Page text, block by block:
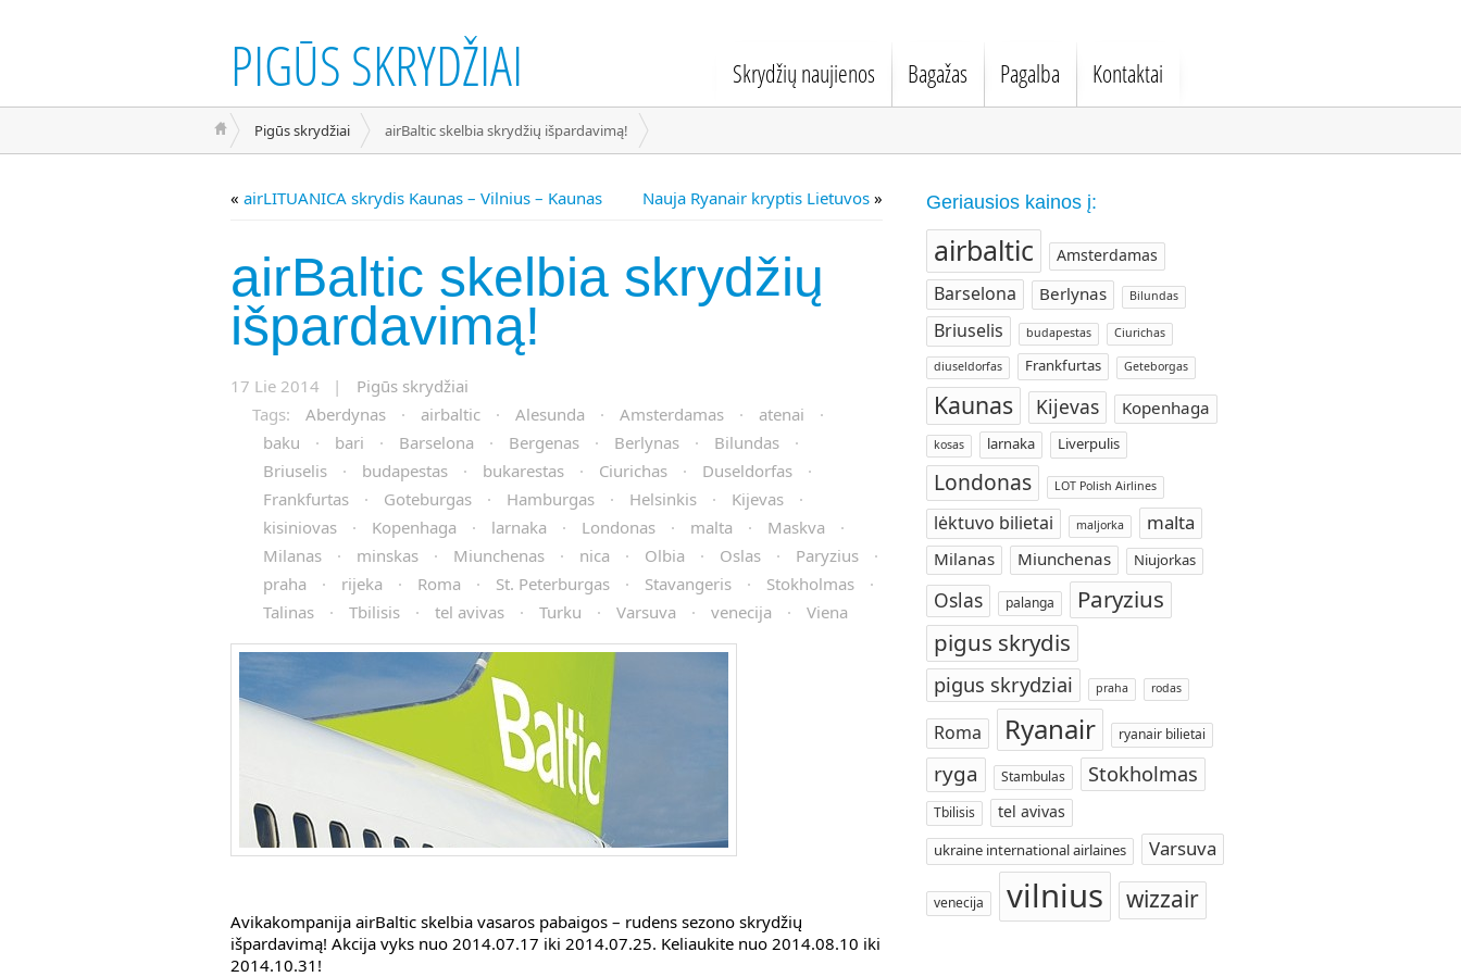
PIGŪS SKRYDŽIAI Skrydžių naujienos Bagažas Pagalba Kontaktai
Pigūs skrydžiai airBaltic skelbia skrydžių išpardavimą!
« airLITUANICA skrydis Kaunas – Vilnius – Kaunas Nauja Ryanair kryptis Lietuvos »
airBaltic skelbia skrydžių
išpardavimą!
17 Lie 2014 |
Pigūs skrydžiai
Tags:
Aberdynas · airbaltic · Alesunda · Amsterdamas · atenai
·
baku
· bari · Barselona · Bergenas · Berlynas · Bilundas
·
Briuselis
· budapestas · bukarestas · Ciurichas · Duseldorfas
·
Frankfurtas
· Goteburgas · Hamburgas · Helsinkis · Kijevas
·
kisiniovas
· Kopenhaga · larnaka · Londonas · malta · Maskva
·
Milanas
· minskas · Miunchenas · nica · Olbia · Oslas · Paryzius
·
praha
· rijeka · Roma · St. Peterburgas · Stavangeris · Stokholmas
·
Talinas
· Tbilisis · tel avivas · Turku · Varsuva · venecija · Viena
Avikakompanija airBaltic skelbia vasaros pabaigos – rudens sezono skrydžių
išpardavimą! Akcija vyks nuo 2014.07.17 iki 2014.07.25. Keliaukite nuo 2014.08.10 iki
2014.10.31!
Geriausios kainos į:
airbaltic Amsterdamas
Barselona Berlynas Bilundas
Briuselis budapestas Ciurichas
diuseldorfas Frankfurtas Geteborgas
Kaunas Kijevas Kopenhaga
kosas larnaka Liverpulis
Londonas LOT Polish Airlines
lėktuvo bilietai maljorka malta
Milanas Miunchenas Niujorkas
Oslas palanga
Paryzius
pigus skrydis
pigus skrydziai praha rodas
Roma Ryanair ryanair bilietai
ryga Stambulas Stokholmas
Tbilisis tel avivas
ukraine international airlaines Varsuva
venecija vilnius wizzair